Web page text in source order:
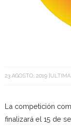
23 AGOSTO, 2019
La competición
finalizará el 15 de